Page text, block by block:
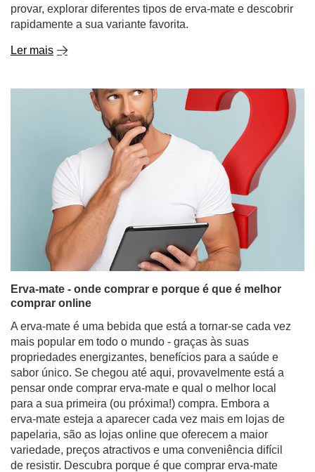
provar, explorar diferentes tipos de erva-mate e descobrir
rapidamente a sua variante favorita.
Ler mais
Erva-mate - onde comprar e porque é que é melhor
comprar online
A erva-mate é uma bebida que está a tornar-se cada vez
mais popular em todo o mundo - graças às suas
propriedades energizantes, benefícios para a saúde e
sabor único. Se chegou até aqui, provavelmente está a
pensar onde comprar erva-mate e qual o melhor local
para a sua primeira (ou próxima!) compra. Embora a
erva-mate esteja a aparecer cada vez mais em lojas de
papelaria, são as lojas online que oferecem a maior
variedade, preços atractivos e uma conveniência difícil
de resistir. Descubra porque é que comprar erva-mate